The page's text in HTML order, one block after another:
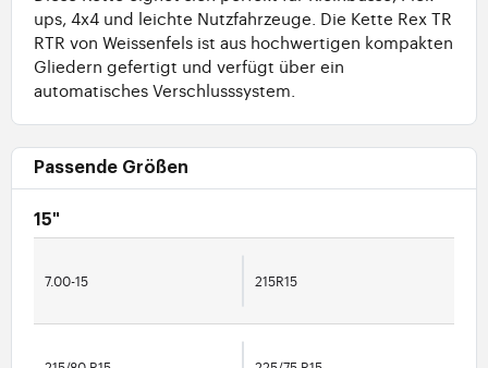
ups, 4x4 und leichte Nutzfahrzeuge. Die Kette Rex TR
RTR von Weissenfels ist aus hochwertigen kompakten
Gliedern gefertigt und verfügt über ein
automatisches Verschlusssystem.
Passende Größen
15"
7.00-15 215R15